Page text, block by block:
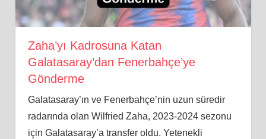
Zaha’yı Kadrosuna Katan
Galatasaray’dan Fenerbahçe’ye
Gönderme
Galatasaray’ın ve Fenerbahçe’nin uzun süredir
radarında olan Wilfried Zaha, 2023-2024 sezonu
için Galatasaray’a transfer oldu. Yetenekli